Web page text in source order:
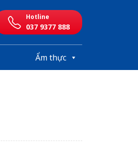
Hotline
037 9377 888
Ẩm thực